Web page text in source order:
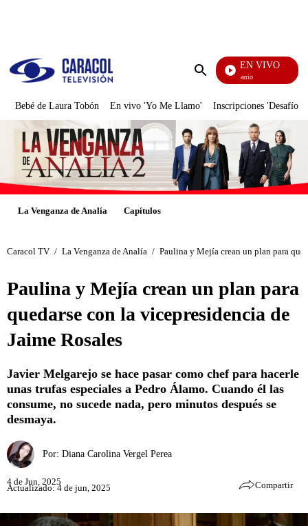
Enviar
EN VIVO
María La Del Barrio
Bebé de Laura Tobón En vivo 'Yo Me Llamo' Inscripciones 'Desafío'
La Venganza de Analía Capítulos
Caracol TV / La Venganza de Analía / Paulina y Mejía crean un plan para
Paulina y Mejía crean un plan para
quedarse con la vicepresidencia de
Jaime Rosales
Javier Melgarejo se hace pasar como chef para hacerle
unas trufas especiales a Pedro Álamo. Cuando él las
consume, no sucede nada, pero minutos después se
desmaya.
Por: Diana Carolina Vergel Perea
4 de Jun, 2025
Actualizado: 4 de jun, 2025 Compartir